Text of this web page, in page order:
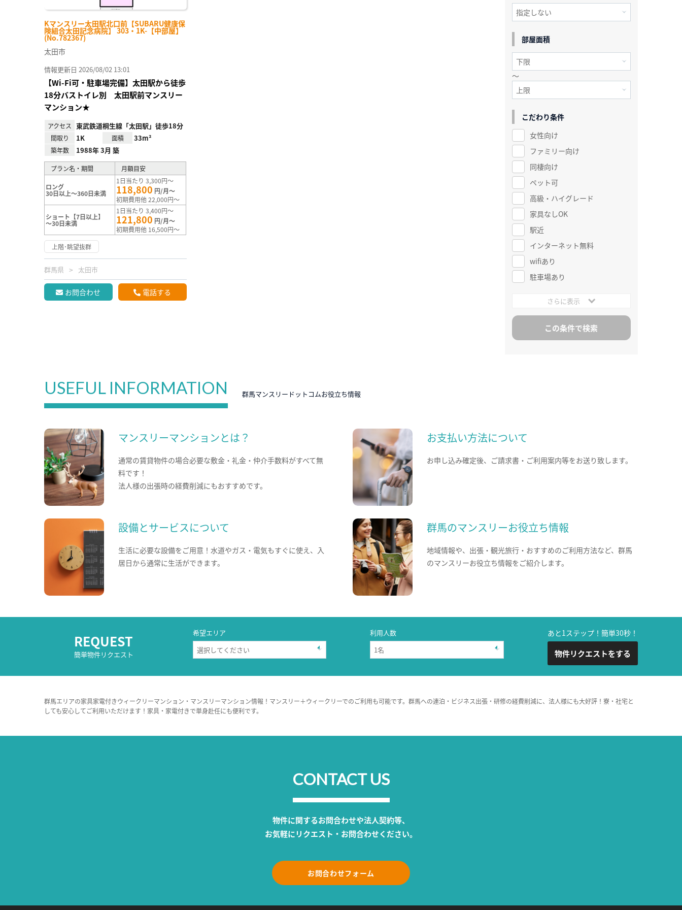
Kマンスリー太田駅北口前【SUBARU健康保
険組合太田記念病院】 303・1K-【中部屋】
(No.782367)
太田市
情報更新日 2026/08/02 13:01
【Wi-Fi可・駐車場完備】太田駅から徒歩
18分バストイレ別 太田駅前マンスリー
マンション★
アクセス 東武鉄道桐生線「太田駅」徒歩18分
間取り 1K 面積 33m²
築年数 1988年 3月 築
プラン名・期間 月額目安
ロング
30日以上～360日未満
1日当たり 3,300円～
118,800 円/月～
初期費用他 22,000円～
ショート【7日以上】
～30日未満
1日当たり 3,400円～
121,800 円/月～
初期費用他 16,500円～
上階･眺望抜群
群馬県 太田市
お問合わせ 電話する
部屋面積
～
こだわり条件
女性向け
ファミリー向け
同棲向け
ペット可
高級・ハイグレード
家具なしOK
駅近
インターネット無料
wifiあり
駐車場あり
さらに表示
USEFUL INFORMATION 群馬マンスリードットコムお役立ち情報
マンスリーマンションとは？
通常の賃貸物件の場合必要な敷金・礼金・仲介手数料がすべて無
料です！
法人様の出張時の経費削減にもおすすめです。
お支払い方法について
お申し込み確定後、ご請求書・ご利用案内等をお送り致します。
設備とサービスについて
生活に必要な設備をご用意！水道やガス・電気もすぐに使え、入
居日から通常に生活ができます。
群馬のマンスリーお役立ち情報
地域情報や、出張・観光旅行・おすすめのご利用方法など、群馬
のマンスリーお役立ち情報をご紹介します。
REQUEST
簡単物件リクエスト
希望エリア 利用人数 あと1ステップ！簡単30秒！
物件リクエストをする
群馬エリアの家具家電付きウィークリーマンション・マンスリーマンション情報！マンスリー＋ウィークリーでのご利用も可能です。群馬への連泊・ビジネス出張・研修の経費削減に、法人様にも大好評！寮・社宅と
しても安心してご利用いただけます！家具・家電付きで単身赴任にも便利です。
CONTACT US
物件に関するお問合わせや法人契約等、
お気軽にリクエスト・お問合わせください。
お問合わせフォーム